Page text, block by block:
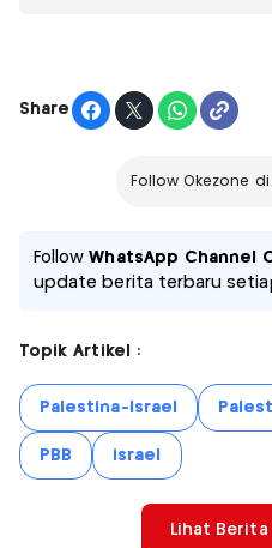
Share
Follow Okezone
FollowWhatsApp Channel
update berita terbaru
Topik Artikel :
Palestina-Israel
PBB israel
Lihat